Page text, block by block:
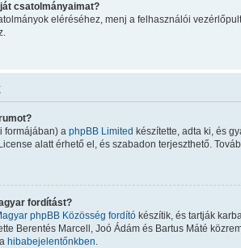
csatolmányaimat?
eléréséhez, menj a felhasználói
formájában) a phpBB Limited készítette, adta ki, és
alatt érhető el, és szabadon terjeszthető.
fordítást?
phpBB Közösség fordító készítik, és tartják
Berentés Marcell, Joó Ádám és Bartus Máté
hibabejelentőnkben.